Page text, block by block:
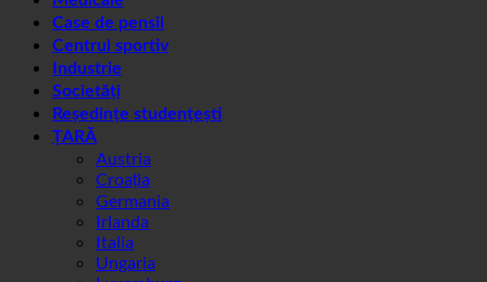
ȚARĂ
Austria
Croația
Germania
Irlanda
Italia
Ungaria
Luxemburg
Letonia
Slovenia
Coreea de Sud
Spania
Elveția